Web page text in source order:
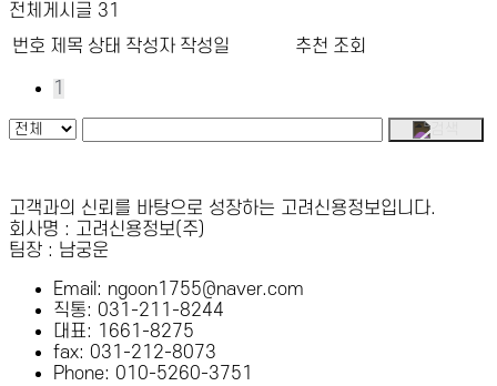
전체게시글 31
번호 제목 상태 작성자 작성일 추천 조회
1
고객과의 신뢰를 바탕으로 성장하는 고려신용정보입니다.
회사명 : 고려신용정보(주)
팀장 : 남궁운
Email: ngoon1755@naver.com
직통: 031-211-8244
대표: 1661-8275
fax: 031-212-8073
Phone: 010-5260-3751